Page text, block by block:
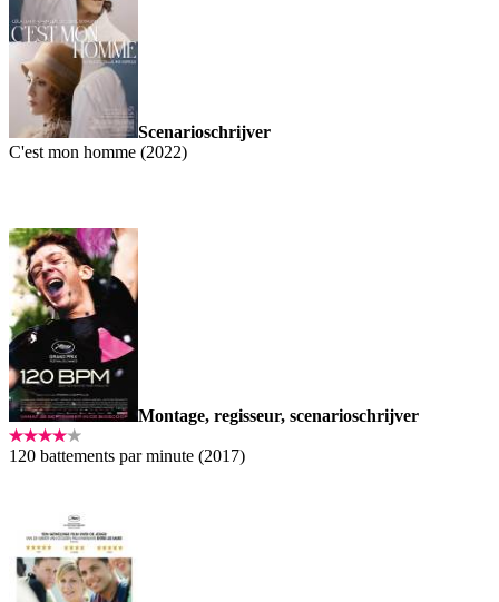
Scenarioschrijver
C'est mon homme (2022)
Montage, regisseur, scenarioschrijver
120 battements par minute (2017)